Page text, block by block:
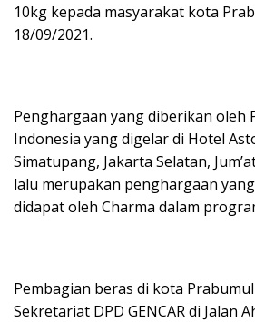
10kg kepada masyarakat kota
18/09/2021.
Penghargaan yang diberikan oleh
Indonesia yang digelar di Hotel
Simatupang, Jakarta Selatan,
lalu merupakan penghargaan
didapat oleh Charma dalam
Pembagian beras di kota
Sekretariat DPD GENCAR di Jalan